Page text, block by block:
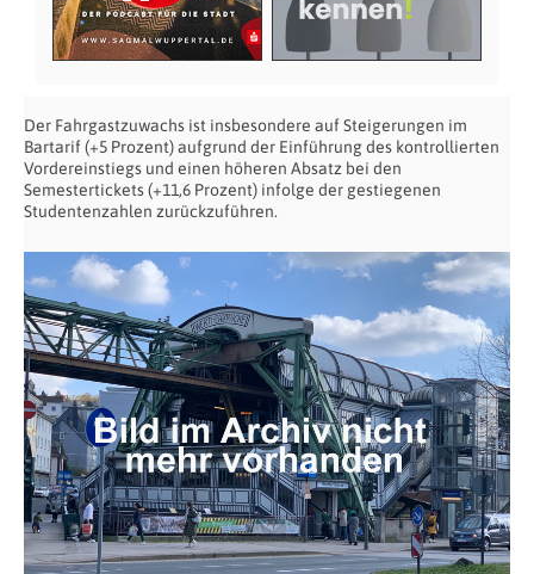
Der Fahrgastzuwachs ist insbesondere auf Steigerungen im
Bartarif (+5 Prozent) aufgrund der Einführung des kontrollierten
Vordereinstiegs und einen höheren Absatz bei den
Semestertickets (+11,6 Prozent) infolge der gestiegenen
Studentenzahlen zurückzuführen.